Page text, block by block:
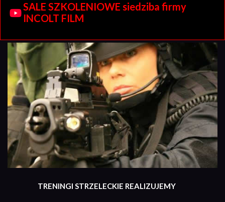
SALE SZKOLENIOWE siedziba firmy
INCOLT FILM
TRENINGI STRZELECKIE REALIZUJEMY